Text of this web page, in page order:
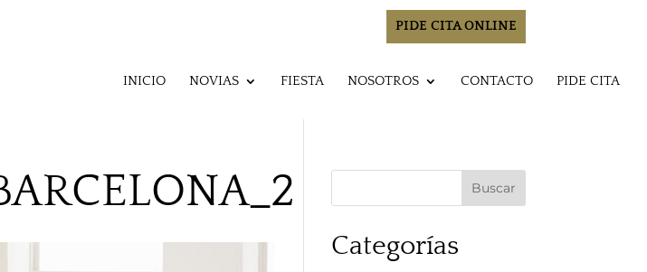
PIDE CITA ONLINE
INICIO NOVIAS FIESTA NOSOTROS CONTACTO PIDE CITA
Categorías